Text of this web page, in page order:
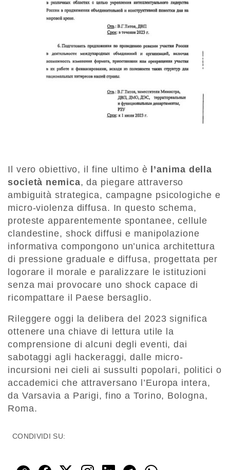
Il vero obiettivo, il fine ultimo è l’anima della
società nemica, da piegare attraverso
ambiguità strategica, campagne psicologiche e
micro-violenza diffusa. In questo schema,
proteste apparentemente spontanee, cellule
clandestine, shock diffusi e manipolazione
informativa compongono un’unica architettura
di pressione graduale e diffusa, progettata per
logorare il morale e paralizzare le istituzioni
senza mai provocare uno shock capace di
ricompattare il Paese bersaglio.
Rileggere oggi la delibera del 2023 significa
ottenere una chiave di lettura utile la
comprensione di alcuni degli eventi, dai
sabotaggi agli hackeraggi, dalle micro-
incursioni nei cieli ai sussulti popolari, politici o
accademici che attraversano l’Europa intera,
da Varsavia a Parigi, fino a Torino, Bologna,
Roma.
CONDIVIDI SU: